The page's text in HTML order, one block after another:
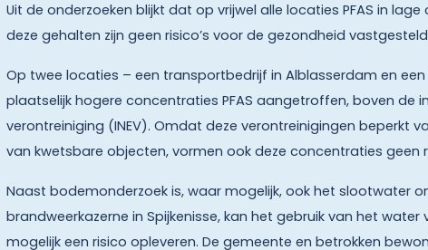
Uit de onderzoeken blijkt dat op vrijwel alle locaties PFAS in
deze gehalten zijn geen risico’s voor de gezondheid
Op twee locaties – een transportbedrijf in Alblasserdam en
plaatselijk hogere concentraties PFAS aangetroffen, boven de
verontreiniging (INEV). Omdat deze verontreinigingen beperkt
van kwetsbare objecten, vormen ook deze concentraties geen
Naast bodemonderzoek is, waar mogelijk, ook het slootwater
brandweerkazerne in Spijkenisse, kan het gebruik van het
mogelijk een risico opleveren. De gemeente en betrokken